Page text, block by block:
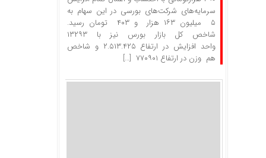
سرمایه‌های شرکت‌های بورسی در این سهام به
۵ میلیون ۱۶۳ هزار و ۴۰۳ تومان رسید.
شاخص کل بازار بورس نیز با ۱۳۲۹۳
واحد افزایش در ارتفاع ۲.۵۱۳.۴۲۵ و شاخص
هم وزن در ارتفاع ۷۷۰۹۰۱ […]